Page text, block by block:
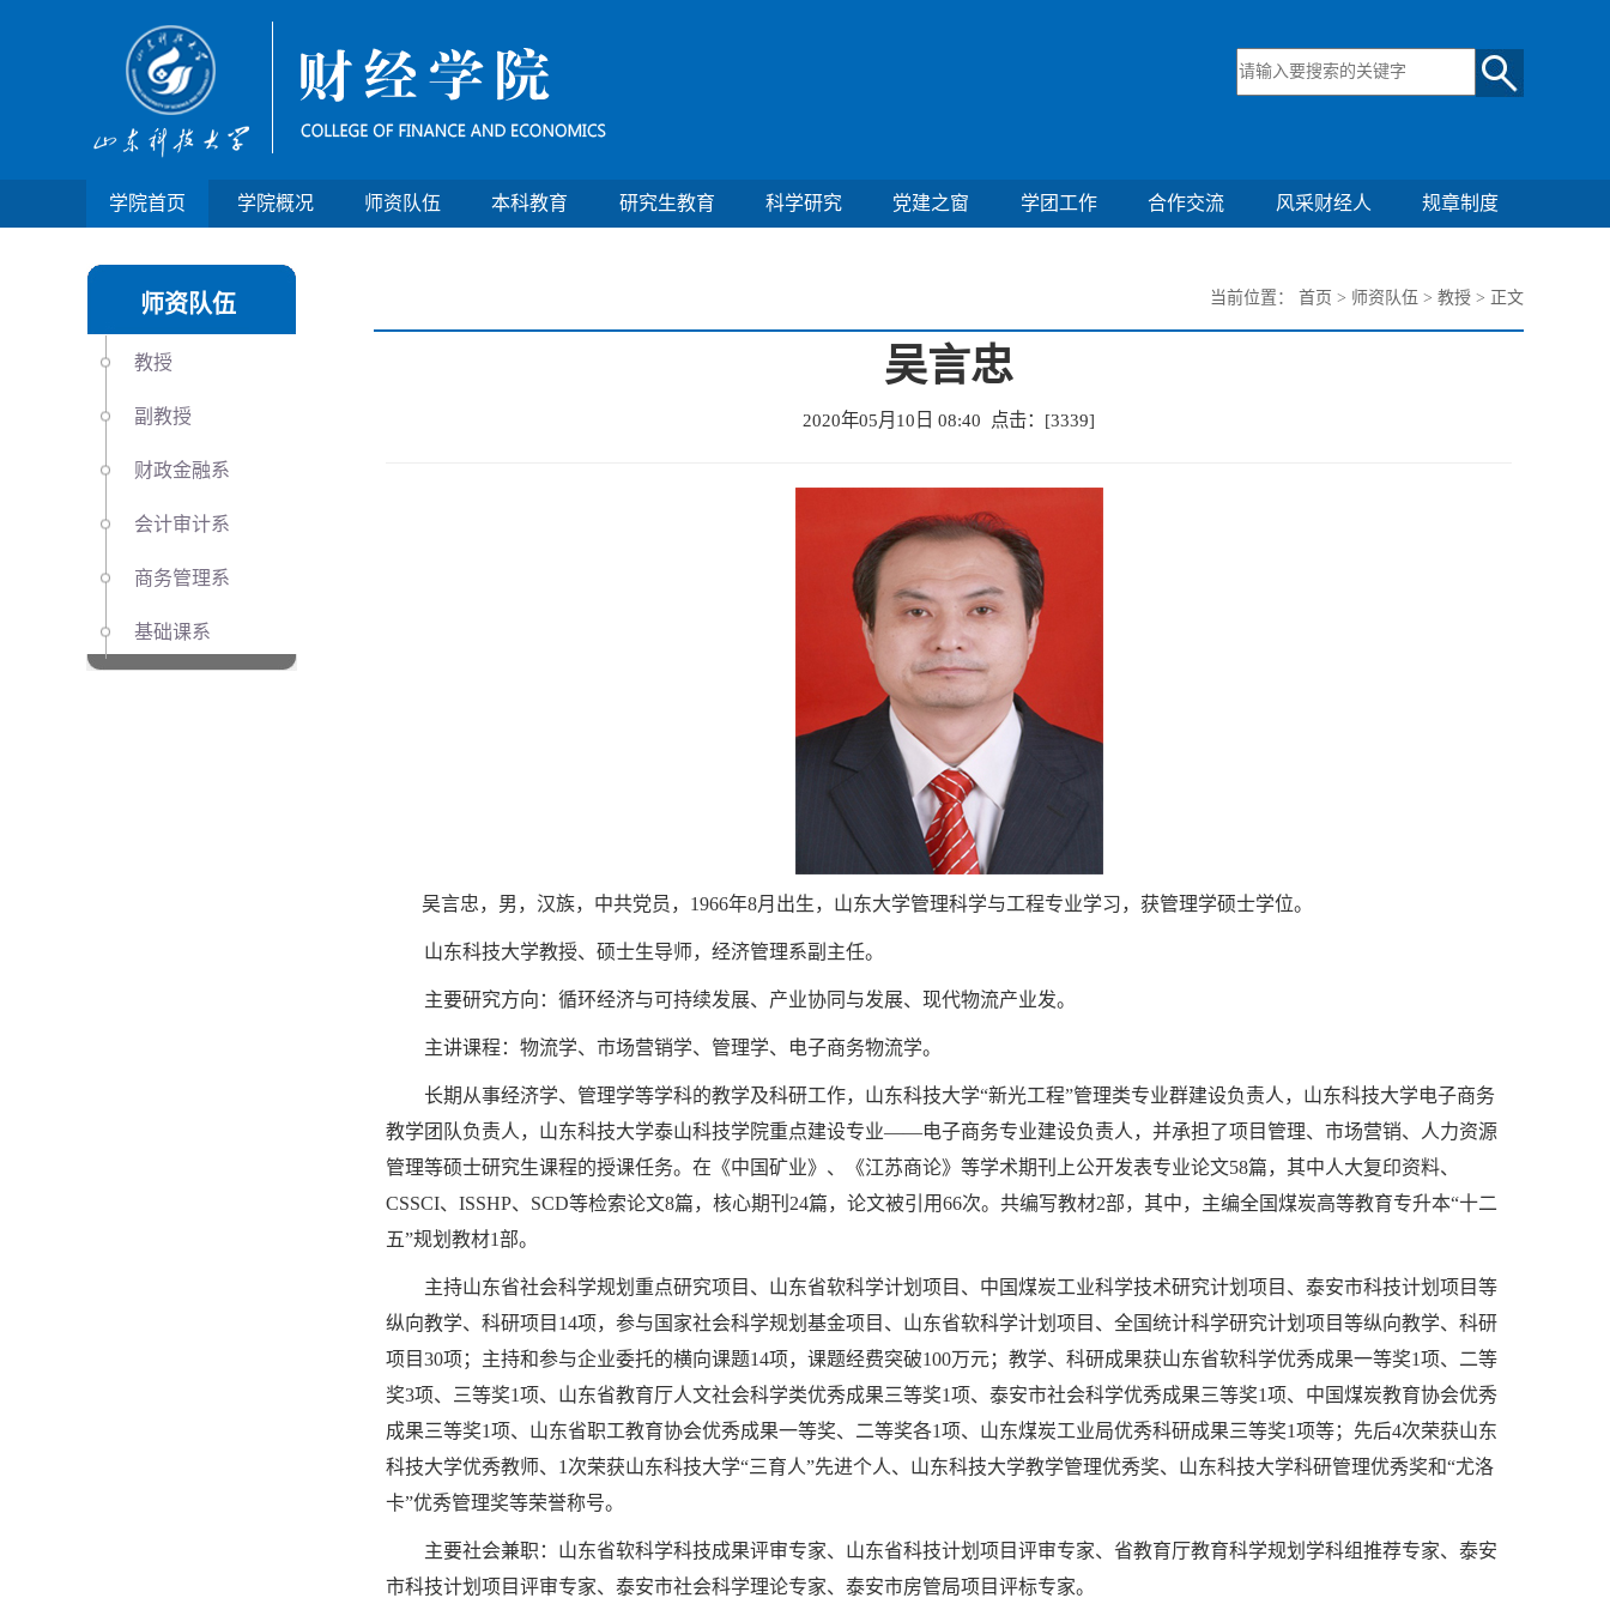
学院首页 学院概况 师资队伍 本科教育 研究生教育 科学研究 党建之窗 学团工作 合作交流 风采财经人 规章制度
师资队伍
教授
副教授
财政金融系
会计审计系
商务管理系
基础课系
当前位置： 首页 > 师资队伍 > 教授 > 正文
吴言忠
2020年05月10日 08:40 点击：[3339]
吴言忠，男，汉族，中共党员，1966年8月出生，山东大学管理科学与工程专业学习，获管理学硕士学位。
山东科技大学教授、硕士生导师，经济管理系副主任。
主要研究方向：循环经济与可持续发展、产业协同与发展、现代物流产业发。
主讲课程：物流学、市场营销学、管理学、电子商务物流学。
长期从事经济学、管理学等学科的教学及科研工作，山东科技大学“新光工程”管理类专业群建设负责人，山东科技大学电子商务
教学团队负责人，山东科技大学泰山科技学院重点建设专业——电子商务专业建设负责人，并承担了项目管理、市场营销、人力资源
管理等硕士研究生课程的授课任务。在《中国矿业》、《江苏商论》等学术期刊上公开发表专业论文58篇，其中人大复印资料、
CSSCI、ISSHP、SCD等检索论文8篇，核心期刊24篇，论文被引用66次。共编写教材2部，其中，主编全国煤炭高等教育专升本“十二
五”规划教材1部。
主持山东省社会科学规划重点研究项目、山东省软科学计划项目、中国煤炭工业科学技术研究计划项目、泰安市科技计划项目等
纵向教学、科研项目14项，参与国家社会科学规划基金项目、山东省软科学计划项目、全国统计科学研究计划项目等纵向教学、科研
项目30项；主持和参与企业委托的横向课题14项，课题经费突破100万元；教学、科研成果获山东省软科学优秀成果一等奖1项、二等
奖3项、三等奖1项、山东省教育厅人文社会科学类优秀成果三等奖1项、泰安市社会科学优秀成果三等奖1项、中国煤炭教育协会优秀
成果三等奖1项、山东省职工教育协会优秀成果一等奖、二等奖各1项、山东煤炭工业局优秀科研成果三等奖1项等；先后4次荣获山东
科技大学优秀教师、1次荣获山东科技大学“三育人”先进个人、山东科技大学教学管理优秀奖、山东科技大学科研管理优秀奖和“尤洛
卡”优秀管理奖等荣誉称号。
主要社会兼职：山东省软科学科技成果评审专家、山东省科技计划项目评审专家、省教育厅教育科学规划学科组推荐专家、泰安
市科技计划项目评审专家、泰安市社会科学理论专家、泰安市房管局项目评标专家。